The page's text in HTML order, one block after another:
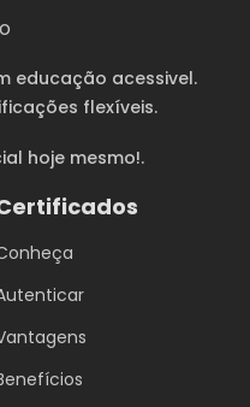
educação acessivel.
flexíveis.
hoje mesmo!.